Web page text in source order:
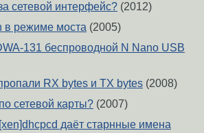
сетевой интерфейс? (2012)
в режиме моста (2005)
131 беспроводной N Nano USB
RX bytes и TX bytes (2008)
сетевой карты? (2007)
даёт старнные имена